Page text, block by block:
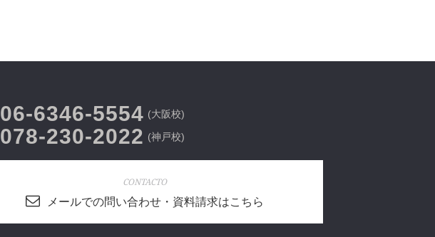
06-6346-5554 (大阪校)
078-230-2022 (神戸校)
CONTACTO
メールでの問い合わせ・資料請求はこちら